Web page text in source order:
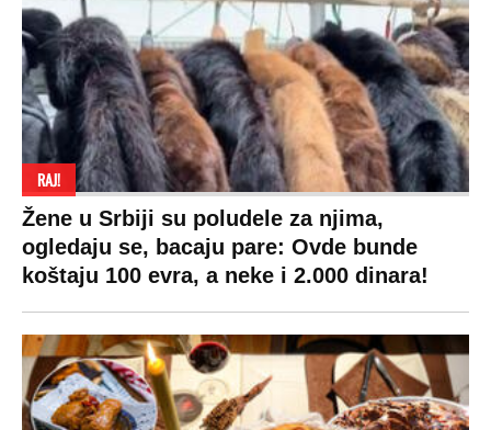
RAJ!
Žene u Srbiji su poludele za njima,
ogledaju se, bacaju pare: Ovde bunde
koštaju 100 evra, a neke i 2.000 dinara!